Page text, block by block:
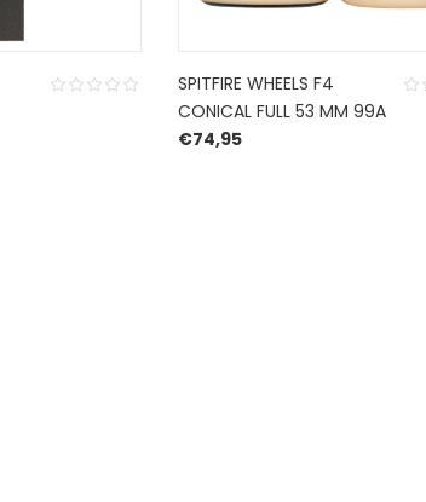
SPITFIRE WHEELS F4
CONICAL FULL 53 MM 99A
€74,95